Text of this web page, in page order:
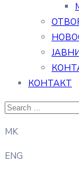
КОНТАКТ
MK
ENG